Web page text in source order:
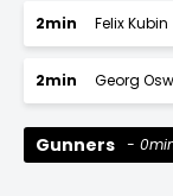
2min Felix Kubin
2min Georg
Gunners